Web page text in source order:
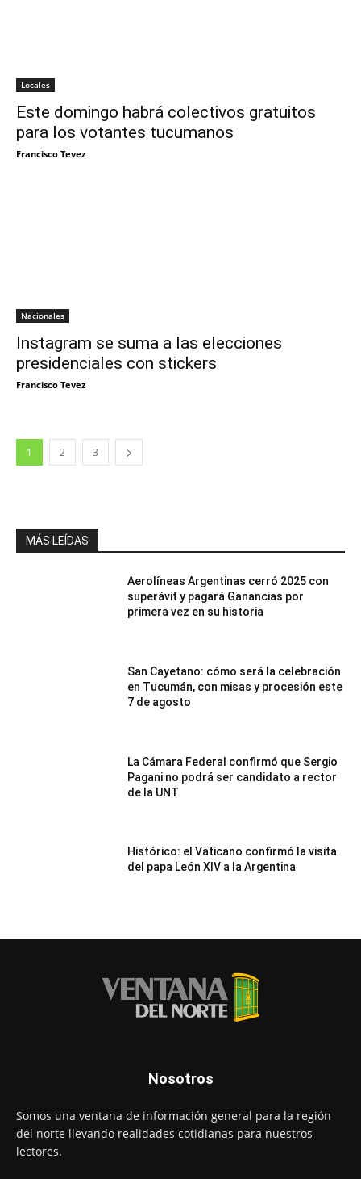
Locales
Este domingo habrá colectivos gratuitos
para los votantes tucumanos
Francisco Tevez
Nacionales
Instagram se suma a las elecciones
presidenciales con stickers
Francisco Tevez
1 2 3
MÁS LEÍDAS
Aerolíneas Argentinas cerró 2025 con
superávit y pagará Ganancias por
primera vez en su historia
San Cayetano: cómo será la celebración
en Tucumán, con misas y procesión este
7 de agosto
La Cámara Federal confirmó que Sergio
Pagani no podrá ser candidato a rector
de la UNT
Histórico: el Vaticano confirmó la visita
del papa León XIV a la Argentina
Nosotros
Somos una ventana de información general para la región
del norte llevando realidades cotidianas para nuestros
lectores.